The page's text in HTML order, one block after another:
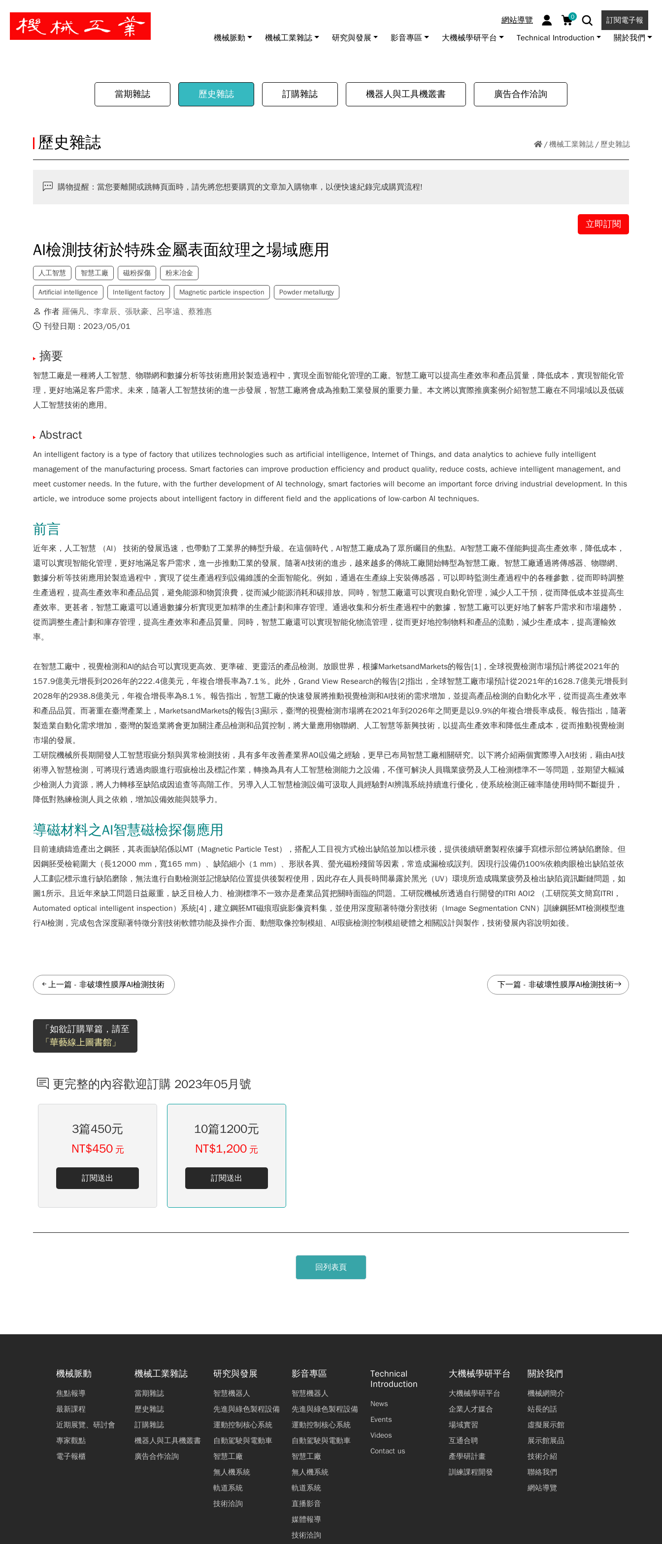
網站導覽 0 訂閱電子報
機械脈動 機械工業雜誌 研究與發展 影音專區 大機械學研平台 Technical Introduction 關於我們
暫停
當期雜誌 歷史雜誌 訂購雜誌 機器人與工具機叢書 廣告合作洽詢
機械工業雜誌 歷史雜誌
歷史雜誌
購物提醒：當您要離開或跳轉頁面時，請先將您想要購買的文章加入購物車，以便快速紀錄完成購買流程!
立即訂閱
AI檢測技術於特殊金屬表面紋理之場域應用
人工智慧 智慧工廠 磁粉探傷 粉末冶金
Artificial intelligence Intelligent factory Magnetic particle inspection Powder metallurgy
作者羅倆凡、李韋辰、張耿豪、 呂寧遠、蔡雅惠
刊登日期：2023/05/01
摘要
智慧工廠是一種將人工智慧、物聯網和數據分析等技術應用於製造過程中，實現全面智能化管理的工廠。智慧工廠可以提高生產效率和產品質量，降低成本，實現智能化管
理，更好地滿足客戶需求。未來，隨著人工智慧技術的進一步發展，智慧工廠將會成為推動工業發展的重要力量。本文將以實際推廣案例介紹智慧工廠在不同場域以及低碳
人工智慧技術的應用。
Abstract
An intelligent factory is a type of factory that utilizes technologies such as artificial intelligence, Internet of Things, and data analytics to achieve fully intelligent
management of the manufacturing process. Smart factories can improve production efficiency and product quality, reduce costs, achieve intelligent management, and
meet customer needs. In the future, with the further development of AI technology, smart factories will become an important force driving industrial development. In this
article, we introduce some projects about intelligent factory in different field and the applications of low-carbon AI techniques.
前言
近年來，人工智慧 （AI） 技術的發展迅速，也帶動了工業界的轉型升級。在這個時代，AI智慧工廠成為了眾所矚目的焦點。AI智慧工廠不僅能夠提高生產效率，降低成本，
還可以實現智能化管理，更好地滿足客戶需求，進一步推動工業的發展。隨著AI技術的進步，越來越多的傳統工廠開始轉型為智慧工廠。智慧工廠通過將傳感器、物聯網、
數據分析等技術應用於製造過程中，實現了從生產過程到設備維護的全面智能化。例如，通過在生產線上安裝傳感器，可以即時監測生產過程中的各種參數，從而即時調整
生產過程，提高生產效率和產品品質，避免能源和物質浪費，從而減少能源消耗和碳排放。同時，智慧工廠還可以實現自動化管理，減少人工干預，從而降低成本並提高生
產效率。更甚者，智慧工廠還可以通過數據分析實現更加精準的生產計劃和庫存管理。通過收集和分析生產過程中的數據，智慧工廠可以更好地了解客戶需求和市場趨勢，
從而調整生產計劃和庫存管理，提高生產效率和產品質量。同時，智慧工廠還可以實現智能化物流管理，從而更好地控制物料和產品的流動，減少生產成本，提高運輸效
率。
在智慧工廠中，視覺檢測和AI的結合可以實現更高效、更準確、更靈活的產品檢測。放眼世界，根據MarketsandMarkets的報告[1]，全球視覺檢測市場預計將從2021年的
157.9億美元增長到2026年的222.4億美元，年複合增長率為7.1％。此外，Grand View Research的報告[2]指出，全球智慧工廠市場預計從2021年的1628.7億美元增長到
2028年的2938.8億美元，年複合增長率為8.1％。報告指出，智慧工廠的快速發展將推動視覺檢測和AI技術的需求增加，並提高產品檢測的自動化水平，從而提高生產效率
和產品品質。而著重在臺灣產業上，MarketsandMarkets的報告[3]顯示，臺灣的視覺檢測市場將在2021年到2026年之間更是以9.9%的年複合增長率成長。報告指出，隨著
製造業自動化需求增加，臺灣的製造業將會更加關注產品檢測和品質控制，將大量應用物聯網、人工智慧等新興技術，以提高生產效率和降低生產成本，從而推動視覺檢測
市場的發展。
工研院機械所長期開發人工智慧瑕疵分類與異常檢測技術，具有多年改善產業界AOI設備之經驗，更早已布局智慧工廠相關研究。以下將介紹兩個實際導入AI技術，藉由AI技
術導入智慧檢測，可將現行透過肉眼進行瑕疵檢出及標記作業，轉換為具有人工智慧檢測能力之設備，不僅可解決人員職業疲勞及人工檢測標準不一等問題，並期望大幅減
少檢測人力資源，將人力轉移至缺陷成因追查等高階工作。另導入人工智慧檢測設備可汲取人員經驗對AI辨識系統持續進行優化，使系統檢測正確率隨使用時間不斷提升，
降低對熟練檢測人員之依賴，增加設備效能與競爭力。
導磁材料之AI智慧磁檢探傷應用
目前連續鑄造產出之鋼胚，其表面缺陷係以MT（Magnetic Particle Test），搭配人工目視方式檢出缺陷並加以標示後，提供後續研磨製程依據手寫標示部位將缺陷磨除。但
因鋼胚受檢範圍大（長12000 mm，寬165 mm）、缺陷細小（1 mm）、形狀各異、螢光磁粉殘留等因素，常造成漏檢或誤判。因現行設備仍100%依賴肉眼檢出缺陷並依
人工劃記標示進行缺陷磨除，無法進行自動檢測並記憶缺陷位置提供後製程使用，因此存在人員長時間暴露於黑光（UV）環境所造成職業疲勞及檢出缺陷資訊斷鏈問題，如
圖1所示。且近年來缺工問題日益嚴重，缺乏目檢人力、檢測標準不一致亦是產業品質把關時面臨的問題。工研院機械所透過自行開發的ITRI AOI2 （工研院英文簡寫ITRI，
Automated optical intelligent inspection）系統[4]，建立鋼胚MT磁痕瑕疵影像資料集，並使用深度顯著特徵分割技術（Image Segmentation CNN）訓練鋼胚MT檢測模型進
行AI檢測，完成包含深度顯著特徵分割技術軟體功能及操作介面、動態取像控制模組、AI瑕疵檢測控制模組硬體之相關設計與製作，技術發展內容說明如後。
上一篇 -非破壞性膜厚AI檢測技術 下一篇 - 非破壞性膜厚AI檢測技術
「如欲訂購單篇，請至
「華藝線上圖書館」
更完整的內容歡迎訂購 2023年05月號
3篇450元
NT$450 元
訂閱送出
10篇1200元
NT$1,200 元
訂閱送出
回列表頁
機械脈動
焦點報導
最新課程
近期展覽、研討會
專家觀點
電子報櫃
機械工業雜誌
當期雜誌
歷史雜誌
訂購雜誌
機器人與工具機叢書
廣告合作洽詢
研究與發展
智慧機器人
先進與綠色製程設備
運動控制核心系統
自動駕駛與電動車
智慧工廠
無人機系統
軌道系統
技術洽詢
影音專區
智慧機器人
先進與綠色製程設備
運動控制核心系統
自動駕駛與電動車
智慧工廠
無人機系統
軌道系統
直播影音
媒體報導
技術洽詢
Technical
Introduction
News
Events
Videos
Contact us
大機械學研平台
大機械學研平台
企業人才媒合
場域實習
互通合聘
產學研計畫
訓練課程開發
關於我們
機械網簡介
站長的話
虛擬展示館
展示館展品
技術介紹
聯絡我們
網站導覽